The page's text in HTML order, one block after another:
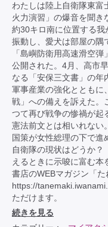
わたしは陸上自衛隊東富
火力演習」の爆音を聞き
約30キロ南に位置する我
振動し、愛犬は部屋の隅
「島嶼防衛用高速滑空
公開された。4月、高市
なる「安保三文書」の年
軍事産業の強化とともに
戦」への備えを訴えた。
つて再び戦争の惨禍が起
憲法前文とは相いれない
国策が女性総理の下で進
自衛隊の現状はどうか
えるときに示唆に富む本
書店のWEBマガジン「た
https://
ただけます。
続きを見る